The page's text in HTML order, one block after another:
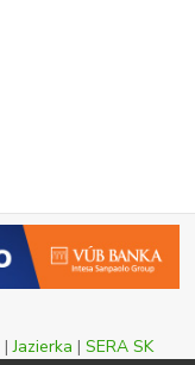
|Jazierka | SERA SK